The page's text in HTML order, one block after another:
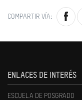
COMPARTIR VÍA:
ENLACES DE INTERÉS
ESCUELA DE POSGRADO